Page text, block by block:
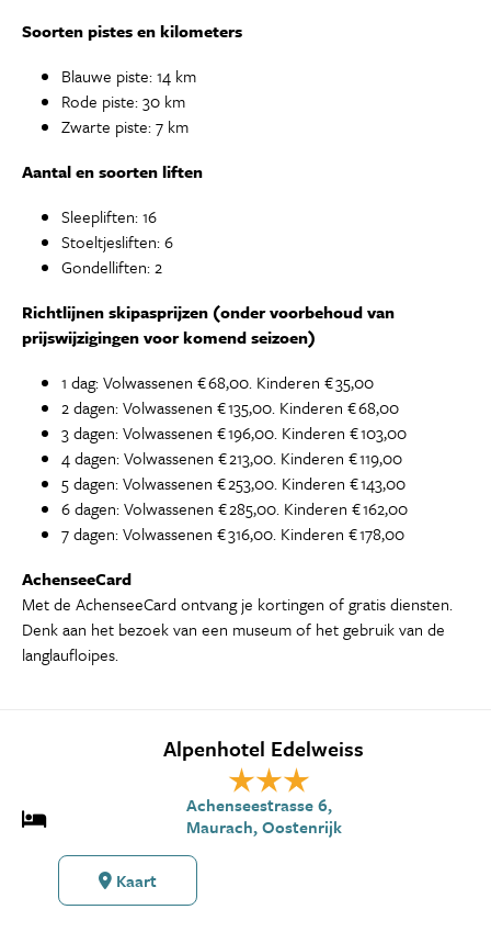
Soorten pistes en kilometers
Blauwe piste: 14 km
Rode piste: 30 km
Zwarte piste: 7 km
Aantal en soorten liften
Sleepliften: 16
Stoeltjesliften: 6
Gondelliften: 2
Richtlijnen skipasprijzen (onder voorbehoud van
prijswijzigingen voor komend seizoen)
1 dag: Volwassenen € 68,00. Kinderen € 35,00
2 dagen: Volwassenen € 135,00. Kinderen € 68,00
3 dagen: Volwassenen € 196,00. Kinderen € 103,00
4 dagen: Volwassenen € 213,00. Kinderen € 119,00
5 dagen: Volwassenen € 253,00. Kinderen € 143,00
6 dagen: Volwassenen € 285,00. Kinderen € 162,00
7 dagen: Volwassenen € 316,00. Kinderen € 178,00
AchenseeCard
Met de AchenseeCard ontvang je kortingen of gratis diensten.
Denk aan het bezoek van een museum of het gebruik van de
langlaufloipes.
Alpenhotel Edelweiss
Achenseestrasse 6,
Maurach, Oostenrijk
Kaart